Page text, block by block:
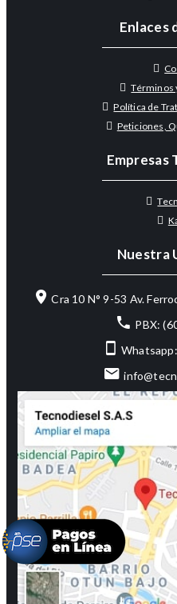
Enlaces
Términos
Política de
Peticiones,
Empresas
Nuestra
Cra 10 N° 9-53 Av.
PBX: